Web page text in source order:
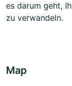
es darum geht,
zu verwandeln.
Map